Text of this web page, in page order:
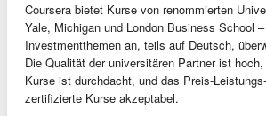
Coursera bietet Kurse von renommierten
Yale, Michigan und London Business School
Investmentthemen an, teils auf Deutsch,
Die Qualität der universitären Partner ist
Kurse ist durchdacht, und das Preis-
zertifizierte Kurse akzeptabel.